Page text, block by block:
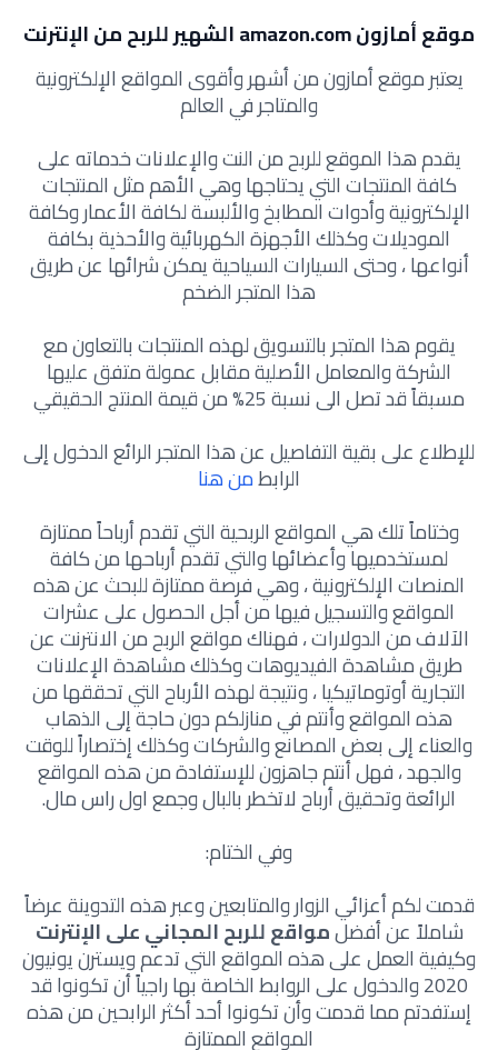
موقع أمازون amazon.com الشهير للربح من الإنترنت
يعتبر موقع أمازون من أشهر وأقوى المواقع الإلكترونية
والمتاجر في العالم
يقدم هذا الموقع للربح من النت والإعلانات خدماته على
كافة المنتجات التي يحتاجها وهي الأهم مثل المنتجات
الإلكترونية وأدوات المطابخ والألبسة لكافة الأعمار وكافة
الموديلات وكذلك الأجهزة الكهربائية والأحذية بكافة
أنواعها ، وحتى السيارات السياحية يمكن شرائها عن طريق
هذا المتجر الضخم
يقوم هذا المتجر بالتسويق لهذه المنتجات بالتعاون مع
الشركة والمعامل الأصلية مقابل عمولة متفق عليها
مسبقاً قد تصل الى نسبة 25% من قيمة المنتج الحقيقي
للإطلاع على بقية التفاصيل عن هذا المتجر الرائع الدخول إلى
الرابطمن هنا
وختاماً تلك هي المواقع الربحية التي تقدم أرباحاً ممتازة
لمستخدميها وأعضائها والتي تقدم أرباحها من كافة
المنصات الإلكترونية ، وهي فرصة ممتازة للبحث عن هذه
المواقع والتسجيل فيها من أجل الحصول على عشرات
الآلاف من الدولارات ، فهناك مواقع الربح من الانترنت عن
طريق مشاهدة الفيديوهات وكذلك مشاهدة الإعلانات
التجارية أوتوماتيكيا ، ونتيجة لهذه الأرباح التي تحققها من
هذه المواقع وأنتم في منازلكم دون حاجة إلى الذهاب
والعناء إلى بعض المصانع والشركات وكذلك إختصاراً للوقت
والجهد ، فهل أنتم جاهزون للإستفادة من هذه المواقع
الرائعة وتحقيق أرباح لاتخطر بالبال وجمع اول راس مال.
وفي الختام:
قدمت لكم أعزائي الزوار والمتابعين وعبر هذه التدوينة عرضاً
شاملاً عن أفضلمواقع للربح المجاني على الإنترنت
وكيفية العمل على هذه المواقع التي تدعم ويسترن يونيون
2020 والدخول على الروابط الخاصة بها راجياً أن تكونوا قد
إستفدتم مما قدمت وأن تكونوا أحد أكثر الرابحين من هذه
المواقع الممتازة